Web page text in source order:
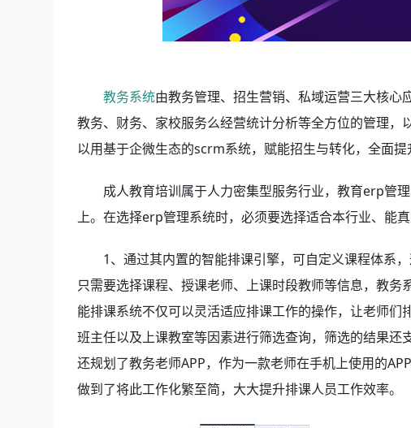
教务系统由教务管理、招生营销、私域运营三大核心
教务、财务、家校服务么经营统计分析等全方位的管理
以用基于企微生态的scrm系统，赋能招生与转化，全面提
成人教育培训属于人力密集型服务行业，教育erp管
上。在选择erp管理系统时，必须要选择适合本行业、能
1、通过其内置的智能排课引擎，可自定义课程体系
只需要选择课程、授课老师、上课时段教师等信息，教务
能排课系统不仅可以灵活适应排课工作的操作，让老师
班主任以及上课教室等因素进行筛选查询，筛选的结果
还规划了教务老师APP，作为一款老师在手机上使用的
做到了将此工作化繁至简，大大提升排课人员工作效率。